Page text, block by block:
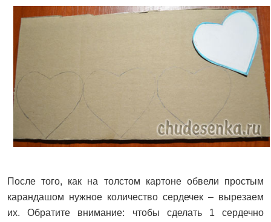
После того, как на толстом картоне обвели простым
карандашом нужное количество сердечек – вырезаем
их. Обратите внимание: чтобы сделать 1 сердечно